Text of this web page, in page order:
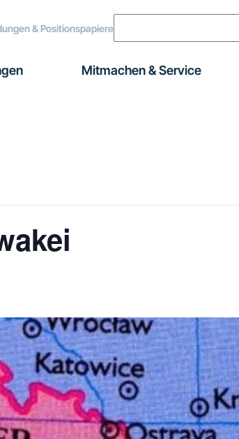
& Positionspapiere
Mitmachen & Service